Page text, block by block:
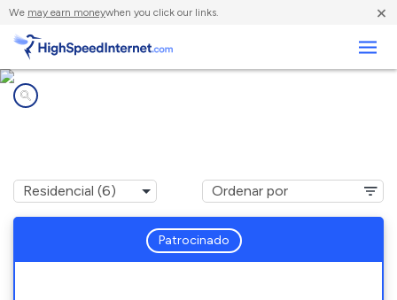
We may earn moneywhen you click our links. ×
Patrocinado